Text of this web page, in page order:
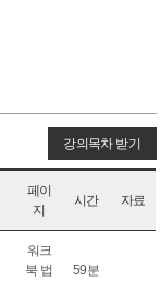
강의목차 받기
페이
지
시간 자료
워크
북 법
59분